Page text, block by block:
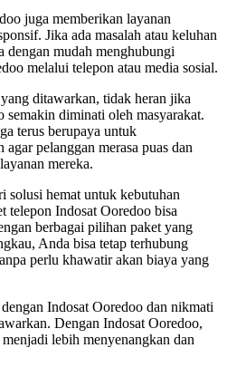
juga memberikan layanan
Jika ada masalah atau keluhan
dengan mudah menghubungi
melalui telepon atau media sosial.
ditawarkan, tidak heran jika
semakin diminati oleh masyarakat.
terus berupaya untuk
pelanggan merasa puas dan
mereka.
solusi hemat untuk kebutuhan
telepon Indosat Ooredoo bisa
berbagai pilihan paket yang
Anda bisa tetap terhubung
perlu khawatir akan biaya yang
Indosat Ooredoo dan nikmati
Dengan Indosat Ooredoo,
lebih menyenangkan dan